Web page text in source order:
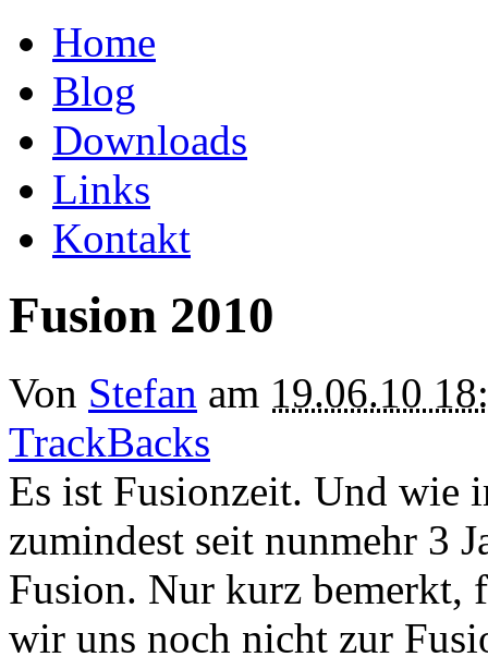
Home
Blog
Downloads
Links
Kontakt
Fusion 2010
Von Stefan am 19.06.10
TrackBacks
Es ist Fusionzeit. Und wie
zumindest seit nunmehr 3
Fusion. Nur kurz bemerkt,
wir uns noch nicht zur